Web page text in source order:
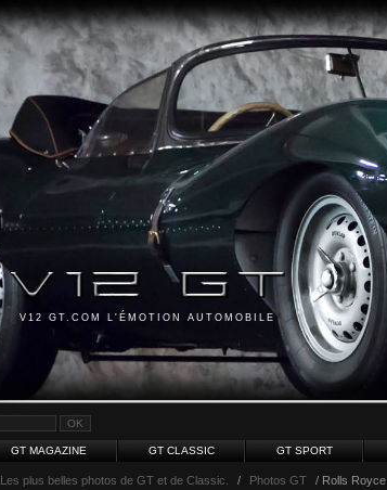
V12 GT.COM L'ÉMOTION AUTOMOBILE
GT MAGAZINE GT CLASSIC GT SPORT
Les plus belles photos de GT et de Classic. / Photos GT / Rolls Royce